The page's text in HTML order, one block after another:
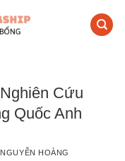
Cứu
Quốc Anh
HOÀNG